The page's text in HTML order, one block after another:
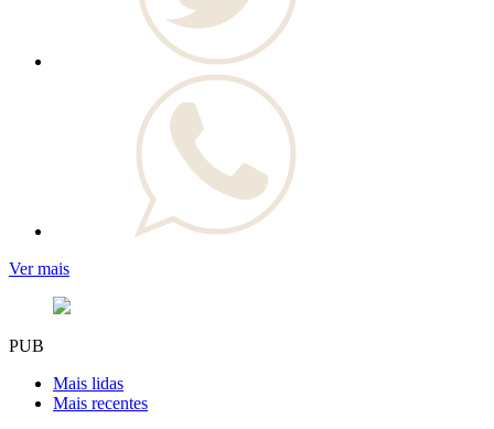
Ver mais
PUB
Mais lidas
Mais recentes